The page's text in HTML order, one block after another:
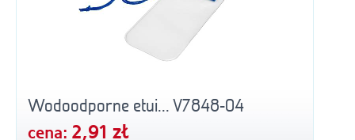
Wodoodporne etui... V7848-04
cena: 2,91 zł